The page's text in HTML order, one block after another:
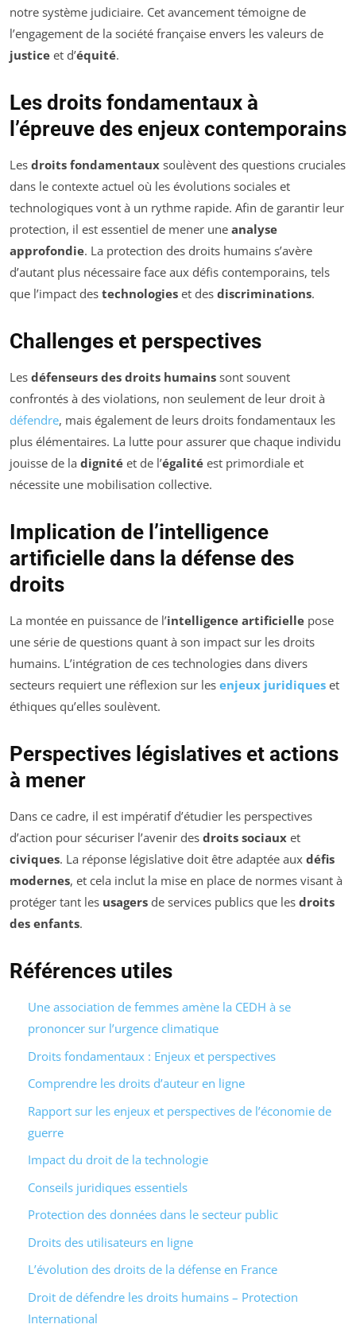
notre système judiciaire. Cet avancement témoigne de
l’engagement de la société française envers les valeurs de
justice et d’équité.
Les droits fondamentaux à
l’épreuve des enjeux contemporains
Les droits fondamentaux soulèvent des questions cruciales
dans le contexte actuel où les évolutions sociales et
technologiques vont à un rythme rapide. Afin de garantir leur
protection, il est essentiel de mener une analyse
approfondie. La protection des droits humains s’avère
d’autant plus nécessaire face aux défis contemporains, tels
que l’impact des technologies et des discriminations.
Challenges et perspectives
Les défenseurs des droits humains sont souvent
confrontés à des violations, non seulement de leur droit à
défendre, mais également de leurs droits fondamentaux les
plus élémentaires. La lutte pour assurer que chaque individu
jouisse de la dignité et de l’égalité est primordiale et
nécessite une mobilisation collective.
Implication de l’intelligence
artificielle dans la défense des
droits
La montée en puissance de l’intelligence artificielle pose
une série de questions quant à son impact sur les droits
humains. L’intégration de ces technologies dans divers
secteurs requiert une réflexion sur les enjeux juridiques et
éthiques qu’elles soulèvent.
Perspectives législatives et actions
à mener
Dans ce cadre, il est impératif d’étudier les perspectives
d’action pour sécuriser l’avenir des droits sociaux et
civiques. La réponse législative doit être adaptée aux défis
modernes, et cela inclut la mise en place de normes visant à
protéger tant les usagers de services publics que les droits
des enfants.
Références utiles
Une association de femmes amène la CEDH à se
prononcer sur l’urgence climatique
Droits fondamentaux : Enjeux et perspectives
Comprendre les droits d’auteur en ligne
Rapport sur les enjeux et perspectives de l’économie de
guerre
Impact du droit de la technologie
Conseils juridiques essentiels
Protection des données dans le secteur public
Droits des utilisateurs en ligne
L’évolution des droits de la défense en France
Droit de défendre les droits humains – Protection
International